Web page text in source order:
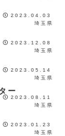
2023.04.03
埼玉県
2023.12.08
埼玉県
2023.05.14
埼玉県
ー
2023.08.11
埼玉県
2023.01.23
埼玉県